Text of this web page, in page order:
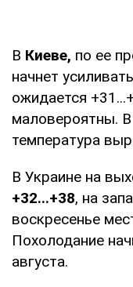
В Киеве, по ее
начнет
ожидается
маловероятны.
температура
В Украине на
+32...+38, на
воскресенье
Похолодание
августа.